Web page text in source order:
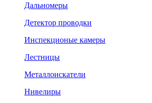
Дальномеры
Детектор проводки
Инспекционые камеры
Лестницы
Металлоискатели
Нивелиры